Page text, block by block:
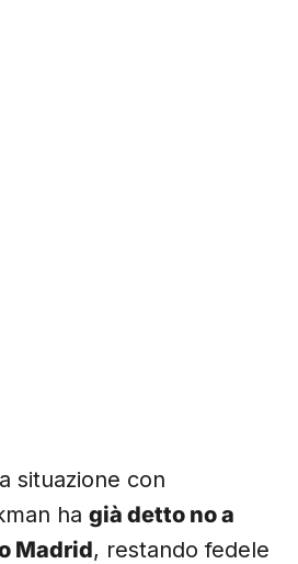
situazione con
ha già detto no a
Madrid, restando fedele